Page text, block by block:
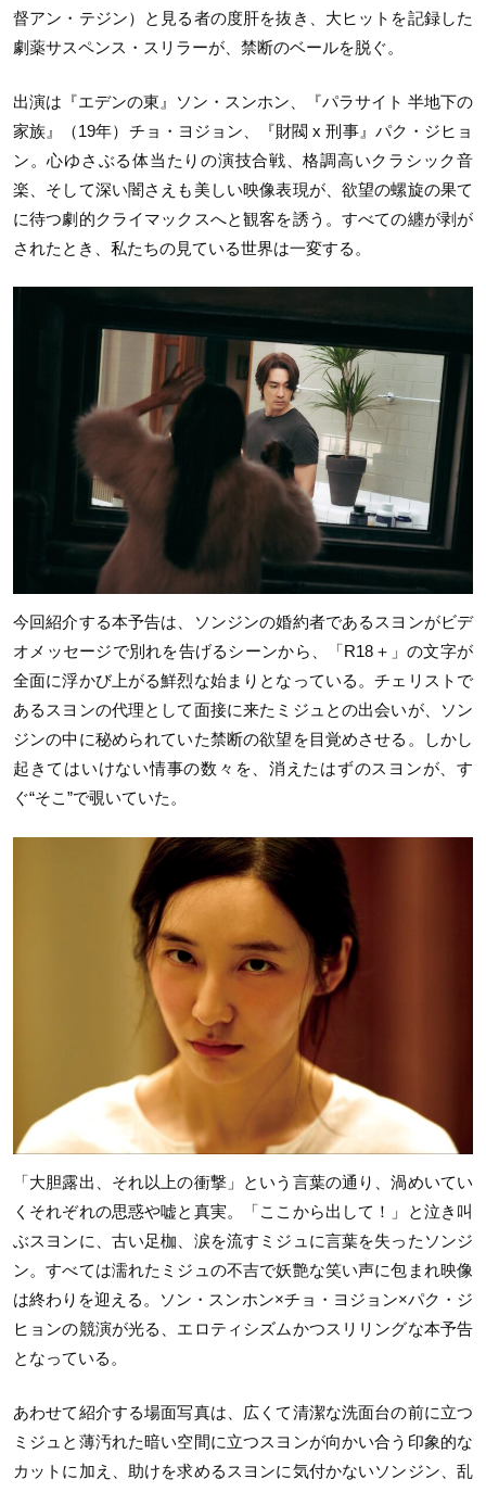
督アン・テジン）と見る者の度肝を抜き、大ヒットを記録した
劇薬サスペンス・スリラーが、禁断のベールを脱ぐ。
出演は『エデンの東』ソン・スンホン、『パラサイト 半地下の
家族』（19年）チョ・ヨジョン、『財閥 x 刑事』パク・ジヒョ
ン。心ゆさぶる体当たりの演技合戦、格調高いクラシック音
楽、そして深い闇さえも美しい映像表現が、欲望の螺旋の果て
に待つ劇的クライマックスへと観客を誘う。すべての纏が剥が
されたとき、私たちの見ている世界は一変する。
今回紹介する本予告は、ソンジンの婚約者であるスヨンがビデ
オメッセージで別れを告げるシーンから、「R18＋」の文字が
全面に浮かび上がる鮮烈な始まりとなっている。チェリストで
あるスヨンの代理として面接に来たミジュとの出会いが、ソン
ジンの中に秘められていた禁断の欲望を目覚めさせる。しかし
起きてはいけない情事の数々を、消えたはずのスヨンが、す
ぐ“そこ”で覗いていた。
「大胆露出、それ以上の衝撃」という言葉の通り、渦めいてい
くそれぞれの思惑や嘘と真実。「ここから出して！」と泣き叫
ぶスヨンに、古い足枷、涙を流すミジュに言葉を失ったソンジ
ン。すべては濡れたミジュの不吉で妖艶な笑い声に包まれ映像
は終わりを迎える。ソン・スンホン×チョ・ヨジョン×パク・ジ
ヒョンの競演が光る、エロティシズムかつスリリングな本予告
となっている。
あわせて紹介する場面写真は、広くて清潔な洗面台の前に立つ
ミジュと薄汚れた暗い空間に立つスヨンが向かい合う印象的な
カットに加え、助けを求めるスヨンに気付かないソンジン、乱